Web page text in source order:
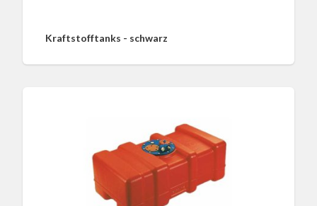
Kraftstofftanks - schwarz